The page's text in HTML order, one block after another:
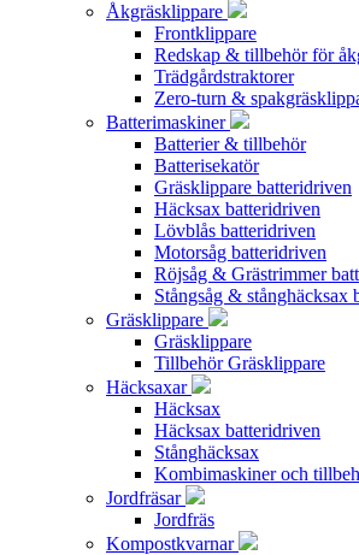
Åkgräsklippare
Frontklippare
Redskap & tillbehör för
Trädgårdstraktorer
Zero-turn &
Batterimaskiner
Batterier & tillbehör
Batterisekatör
Gräsklippare batteridriven
Häcksax batteridriven
Lövblås batteridriven
Motorsåg batteridriven
Röjsåg & Grästrimmer
Stångsåg & stånghäcksax
Gräsklippare
Gräsklippare
Tillbehör Gräsklippare
Häcksaxar
Häcksax
Häcksax batteridriven
Stånghäcksax
Kombimaskiner och
Jordfräsar
Jordfräs
Kompostkvarnar